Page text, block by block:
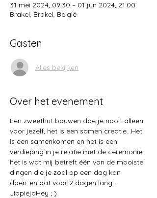
31 mei 2024, 09:30 – 01 jun 2024, 21:00
Brakel, Brakel, België
Gasten
Alles bekijken
Over het evenement
Een zweethut bouwen doe je nooit alleen
voor jezelf, het is een samen creatie...Het
is een samenkomen en het is een
verdieping in je relatie met de ceremonie,
het is wat mij betreft één van de mooiste
dingen die je zoal op een dag kan
doen..en dat voor 2 dagen lang ..
JippiejaHey ; )